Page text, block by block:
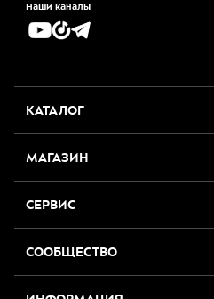
Наши каналы
КАТАЛОГ
МАГАЗИН
СЕРВИС
СООБЩЕСТВО